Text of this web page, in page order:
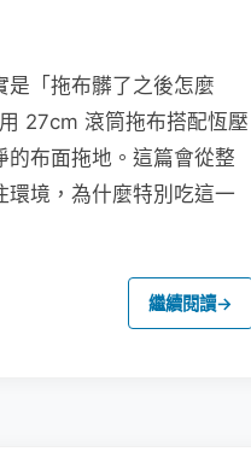
是「拖布髒了之後怎麼
27cm 滾筒拖布搭配恆壓
布面拖地。這篇會從整
境，為什麼特別吃這一
繼續閱讀→